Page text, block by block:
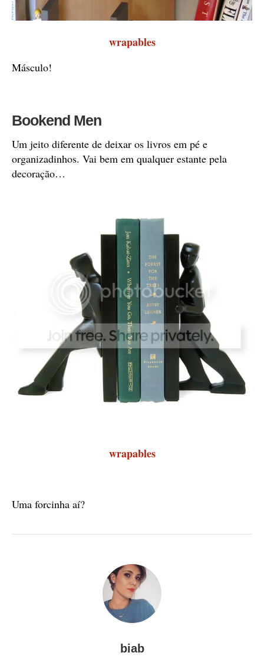
wrapables
Másculo!
Bookend Men
Um jeito diferente de deixar os livros em pé e
organizadinhos. Vai bem em qualquer estante pela
decoração…
wrapables
Uma forcinha aí?
biab